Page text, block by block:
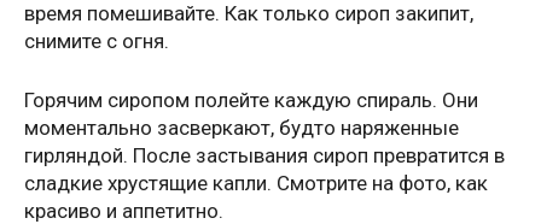
время помешивайте. Как только сироп закипит,
снимите с огня.
Горячим сиропом полейте каждую спираль. Они
моментально засверкают, будто наряженные
гирляндой. После застывания сироп превратится в
сладкие хрустящие капли. Смотрите на фото, как
красиво и аппетитно.